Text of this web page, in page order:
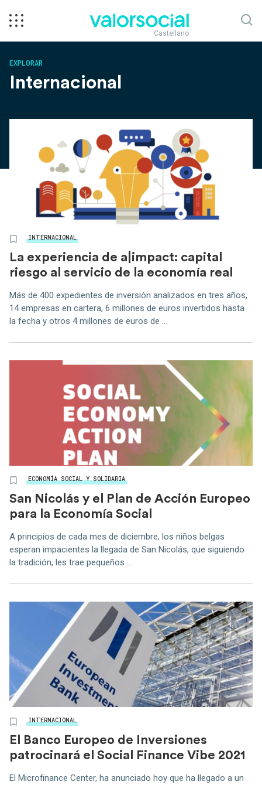
Castellano
EXPLORAR
Internacional
INTERNACIONAL
La experiencia de a|impact: capital
riesgo al servicio de la economía real
Más de 400 expedientes de inversión analizados en tres años,
14 empresas en cartera, 6 millones de euros invertidos hasta
la fecha y otros 4 millones de euros de ...
ECONOMÍA SOCIAL Y SOLIDARIA
San Nicolás y el Plan de Acción Europeo
para la Economía Social
A principios de cada mes de diciembre, los niños belgas
esperan impacientes la llegada de San Nicolás, que siguiendo
la tradición, les trae pequeños ...
INTERNACIONAL
El Banco Europeo de Inversiones
patrocinará el Social Finance Vibe 2021
El Microfinance Center, ha anunciado hoy que ha llegado a un